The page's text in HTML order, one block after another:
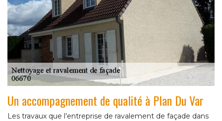
Un accompagnement de qualité à Plan Du Var
Les travaux que l’entreprise de ravalement de façade dans